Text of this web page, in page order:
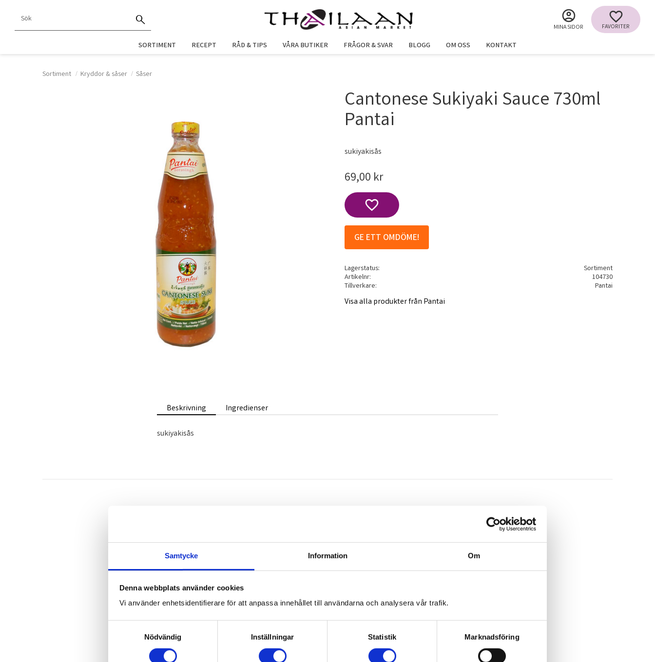
Samtycke Information Om
Denna webbplats använder cookies
Vi använder enhetsidentifierare för att anpassa innehållet till användarna och analysera vår trafik.
Nödvändig Inställningar Statistik Marknadsföring
MINA SIDOR
FAVORITER
SORTIMENT
RECEPT RÅD & TIPS VÅRA BUTIKER FRÅGOR & SVAR BLOGG OM OSS KONTAKT
Sortiment Kryddor & såser Såser
Cantonese Sukiyaki Sauce 730ml
Pantai
sukiyakisås
69,00 kr
Lägg till i favoriter
Lagerstatus
Sortiment
Artikelnr
104730
Tillverkare
Pantai
Visa alla produkter från Pantai
GE ETT OMDÖME!
Beskrivning Ingredienser
sukiyakisås
Bli den första att lämna ett